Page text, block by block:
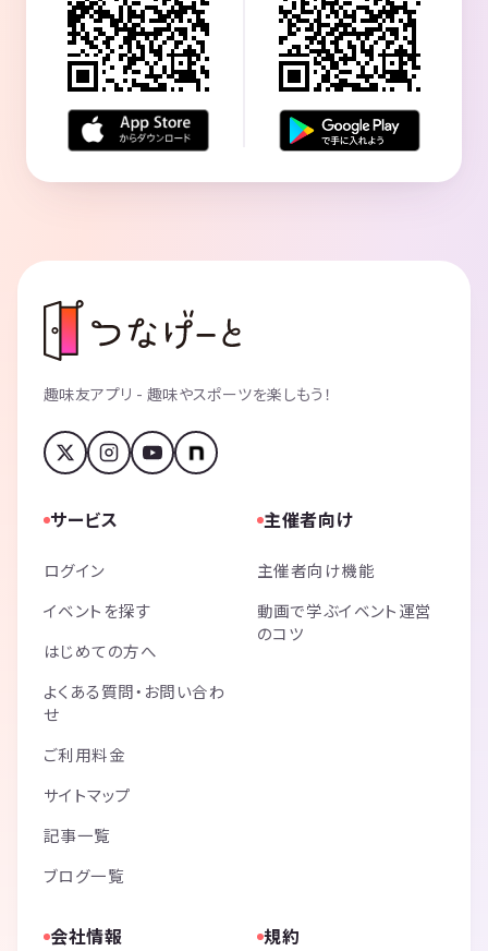
趣味友アプリ - 趣味やスポーツを楽しもう！
サービス
ログイン
イベントを探す
はじめての方へ
よくある質問・お問い合わ
せ
ご利用料金
サイトマップ
記事一覧
ブログ一覧
主催者向け
主催者向け機能
動画で学ぶイベント運営
のコツ
会社情報 規約